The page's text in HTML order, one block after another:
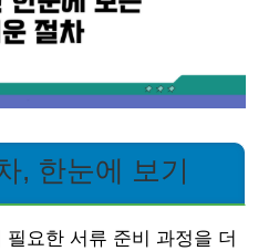
, 한눈에 보기
요한 서류 준비 과정을 더